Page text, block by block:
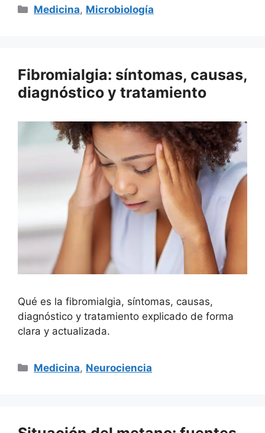
Categorías
Medicina, Microbiología
Fibromialgia: síntomas, causas,
diagnóstico y tratamiento
Qué es la fibromialgia, síntomas, causas,
diagnóstico y tratamiento explicado de forma
clara y actualizada.
Categorías
Medicina, Neurociencia